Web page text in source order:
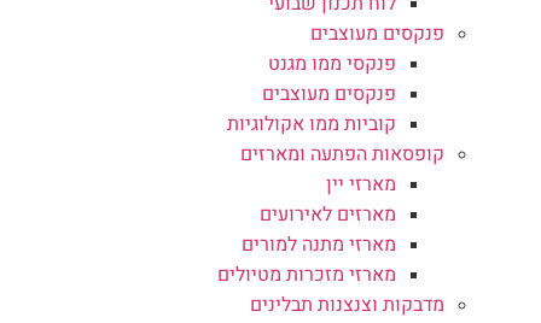
פנקסים מעוצבים
פנקסי ממו מגנט
פנקסים מעוצבים
קוביות ממו אקולוגיות
קופסאות הפתעה ומארזים
מארזי יין
מארזים לאירועים
מארזי מתנה למורים
מארזי מזכרות מטיולים
מדבקות וצנצנות תבלינים